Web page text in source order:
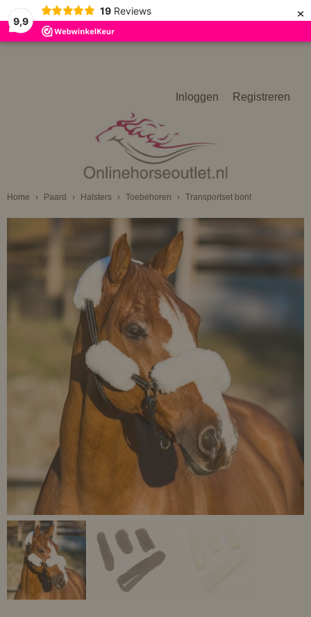
9,9
19 Reviews ×
Inloggen Registreren
Home › Paard › Halsters › Toebehoren › Transportset bont